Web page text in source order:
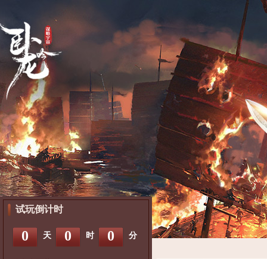
试玩倒计时
0 天 0 时 0 分